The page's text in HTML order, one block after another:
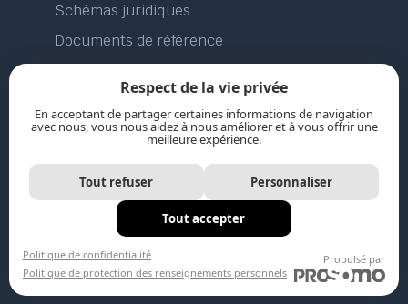
Schémas juridiques
Documents de référence
Législations annotées
Formations
Blogue
jurisource.ca
Respect de la vie privée
En acceptant de partager certaines informations de navigation
avec nous, vous nous aidez à nous améliorer et à vous offrir une
meilleure expérience.
Tout refuser Personnaliser
Tout accepter
Politique de confidentialité
Politique de protection des renseignements personnels
Propulsé par